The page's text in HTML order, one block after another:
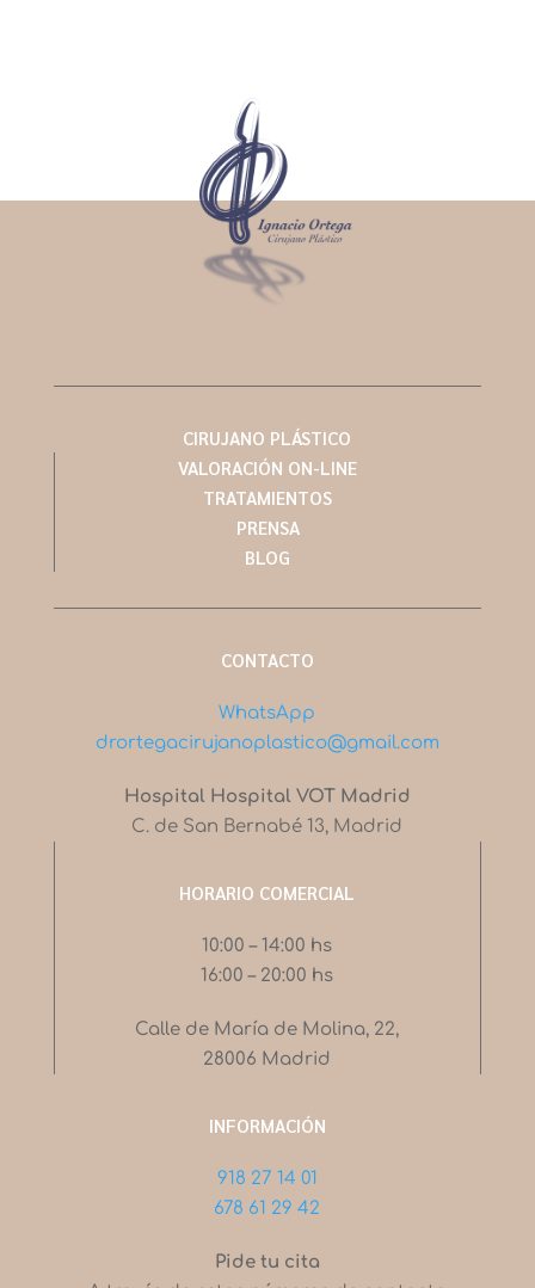
CIRUJANO PLÁSTICO
VALORACIÓN ON-LINE
TRATAMIENTOS
PRENSA
BLOG
CONTACTO
WhatsApp
drortegacirujanoplastico@gmail.com
Hospital Hospital VOT Madrid
C. de San Bernabé 13, Madrid
HORARIO COMERCIAL
10:00 – 14:00 hs
16:00 – 20:00 hs
Calle de María de Molina, 22,
28006 Madrid
INFORMACIÓN
918 27 14 01
678 61 29 42
Pide tu cita